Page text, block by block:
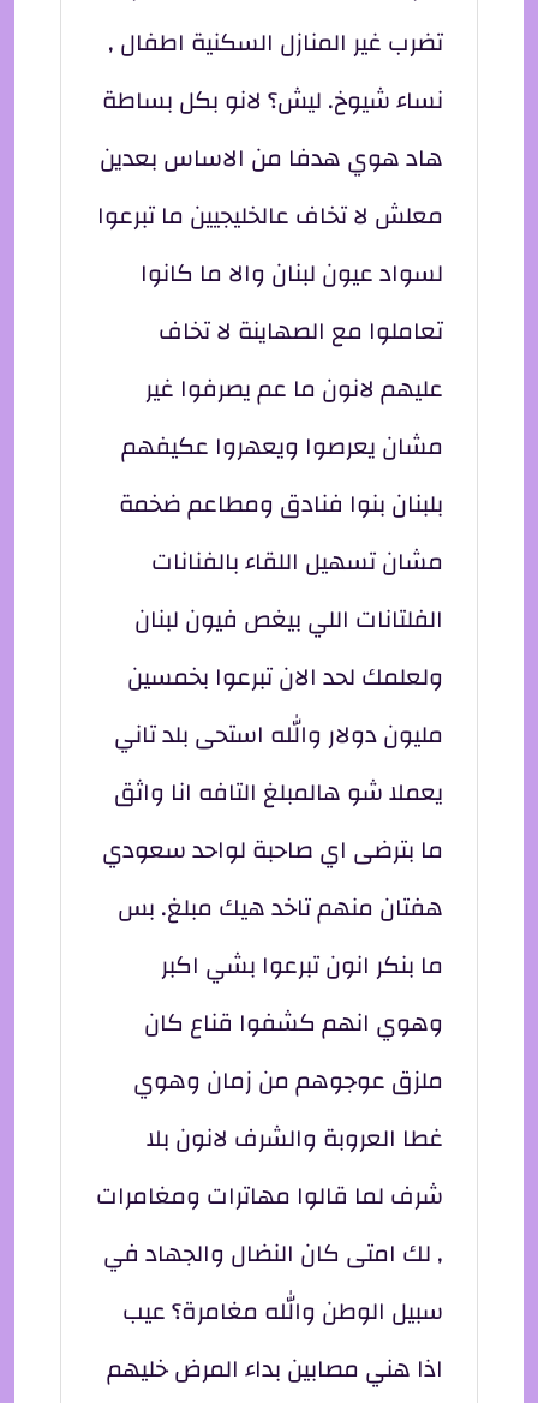
تضرب غير المنازل السكنية اطفال ,
نساء شيوخ. ليش؟ لانو بكل بساطة
هاد هوي هدفا من الاساس بعدين
معلش لا تخاف عالخليجيين ما تبرعوا
لسواد عيون لبنان والا ما كانوا
تعاملوا مع الصهاينة لا تخاف
عليهم لانون ما عم يصرفوا غير
مشان يعرصوا ويعهروا عكيفهم
بلبنان بنوا فنادق ومطاعم ضخمة
مشان تسهيل اللقاء بالفنانات
الفلتانات اللي بيغص فيون لبنان
ولعلمك لحد الان تبرعوا بخمسين
مليون دولار والله استحى بلد تاني
يعملا شو هالمبلغ التافه انا واثق
ما بترضى اي صاحبة لواحد سعودي
هفتان منهم تاخد هيك مبلغ. بس
ما بنكر انون تبرعوا بشي اكبر
وهوي انهم كشفوا قناع كان
ملزق عوجوهم من زمان وهوي
غطا العروبة والشرف لانون بلا
شرف لما قالوا مهاترات ومغامرات
, لك امتى كان النضال والجهاد في
سبيل الوطن والله مغامرة؟ عيب
اذا هني مصابين بداء المرض خليهم